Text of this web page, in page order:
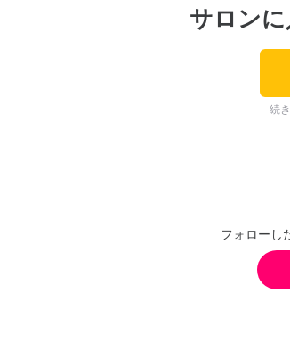
サロン
続
フォローし